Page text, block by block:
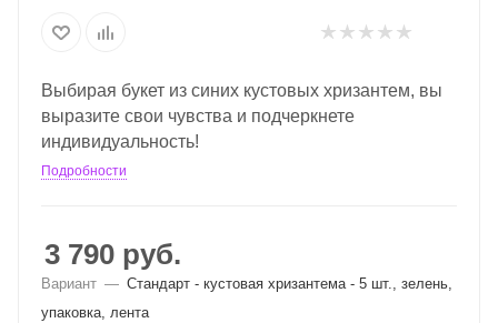
Выбирая букет из синих кустовых хризантем, вы
выразите свои чувства и подчеркнете
индивидуальность!
Подробности
3 790 руб.
Вариант — Стандарт - кустовая хризантема - 5 шт., зелень,
упаковка, лента